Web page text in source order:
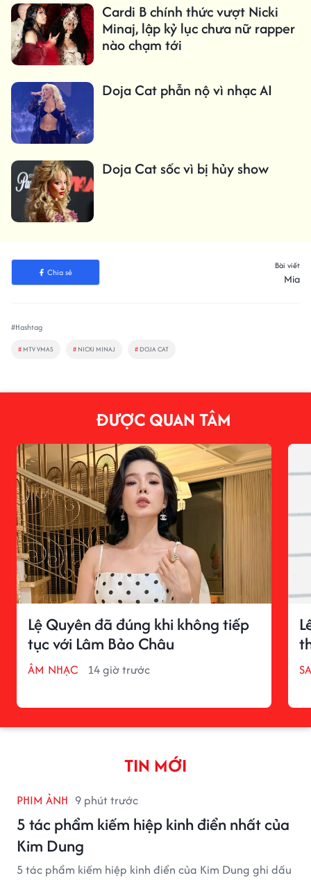
Cardi B chính thức vượt Nicki
Minaj, lập kỷ lục chưa nữ rapper
nào chạm tới
Doja Cat phẫn nộ vì nhạc AI
Doja Cat sốc vì bị hủy show
Chia sẻ
Bài viết
Mia
#Hashtag
# MTV VMAS # NICKI MINAJ # DOJA CAT
ĐƯỢC QUAN TÂM
Lệ Quyên đã đúng khi không tiếp
tục với Lâm Bảo Châu
ÂM NHẠC 14 giờ trước
TIN MỚI
PHIM ẢNH 9 phút trước
5 tác phẩm kiếm hiệp kinh điển nhất của
Kim Dung
5 tác phẩm kiếm hiệp kinh điển của Kim Dung ghi dấu